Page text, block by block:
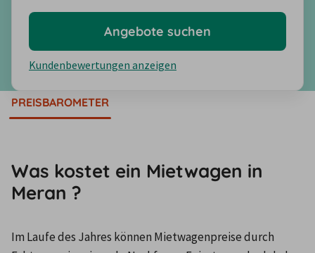
Kundenbewertungen anzeigen
Angebote suchen
PREISBAROMETER
Was kostet ein Mietwagen in
Meran ?
Im Laufe des Jahres können Mietwagenpreise durch